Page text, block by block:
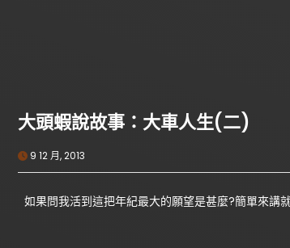
大頭蝦說故事：大車人生(二)
9 12 月, 2013
如果問我活到這把年紀最大的願望是甚麼?簡單來講